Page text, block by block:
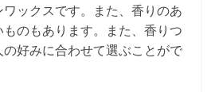
ックスです。また、香りのあ
のもあります。また、香りつ
好みに合わせて選ぶことがで